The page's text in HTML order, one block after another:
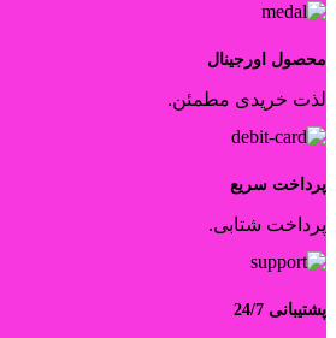
محصول اورجینال
لذت خریدی مطمئن.
پرداخت سریع
پرداخت شتابی.
پشتیبانی 24/7